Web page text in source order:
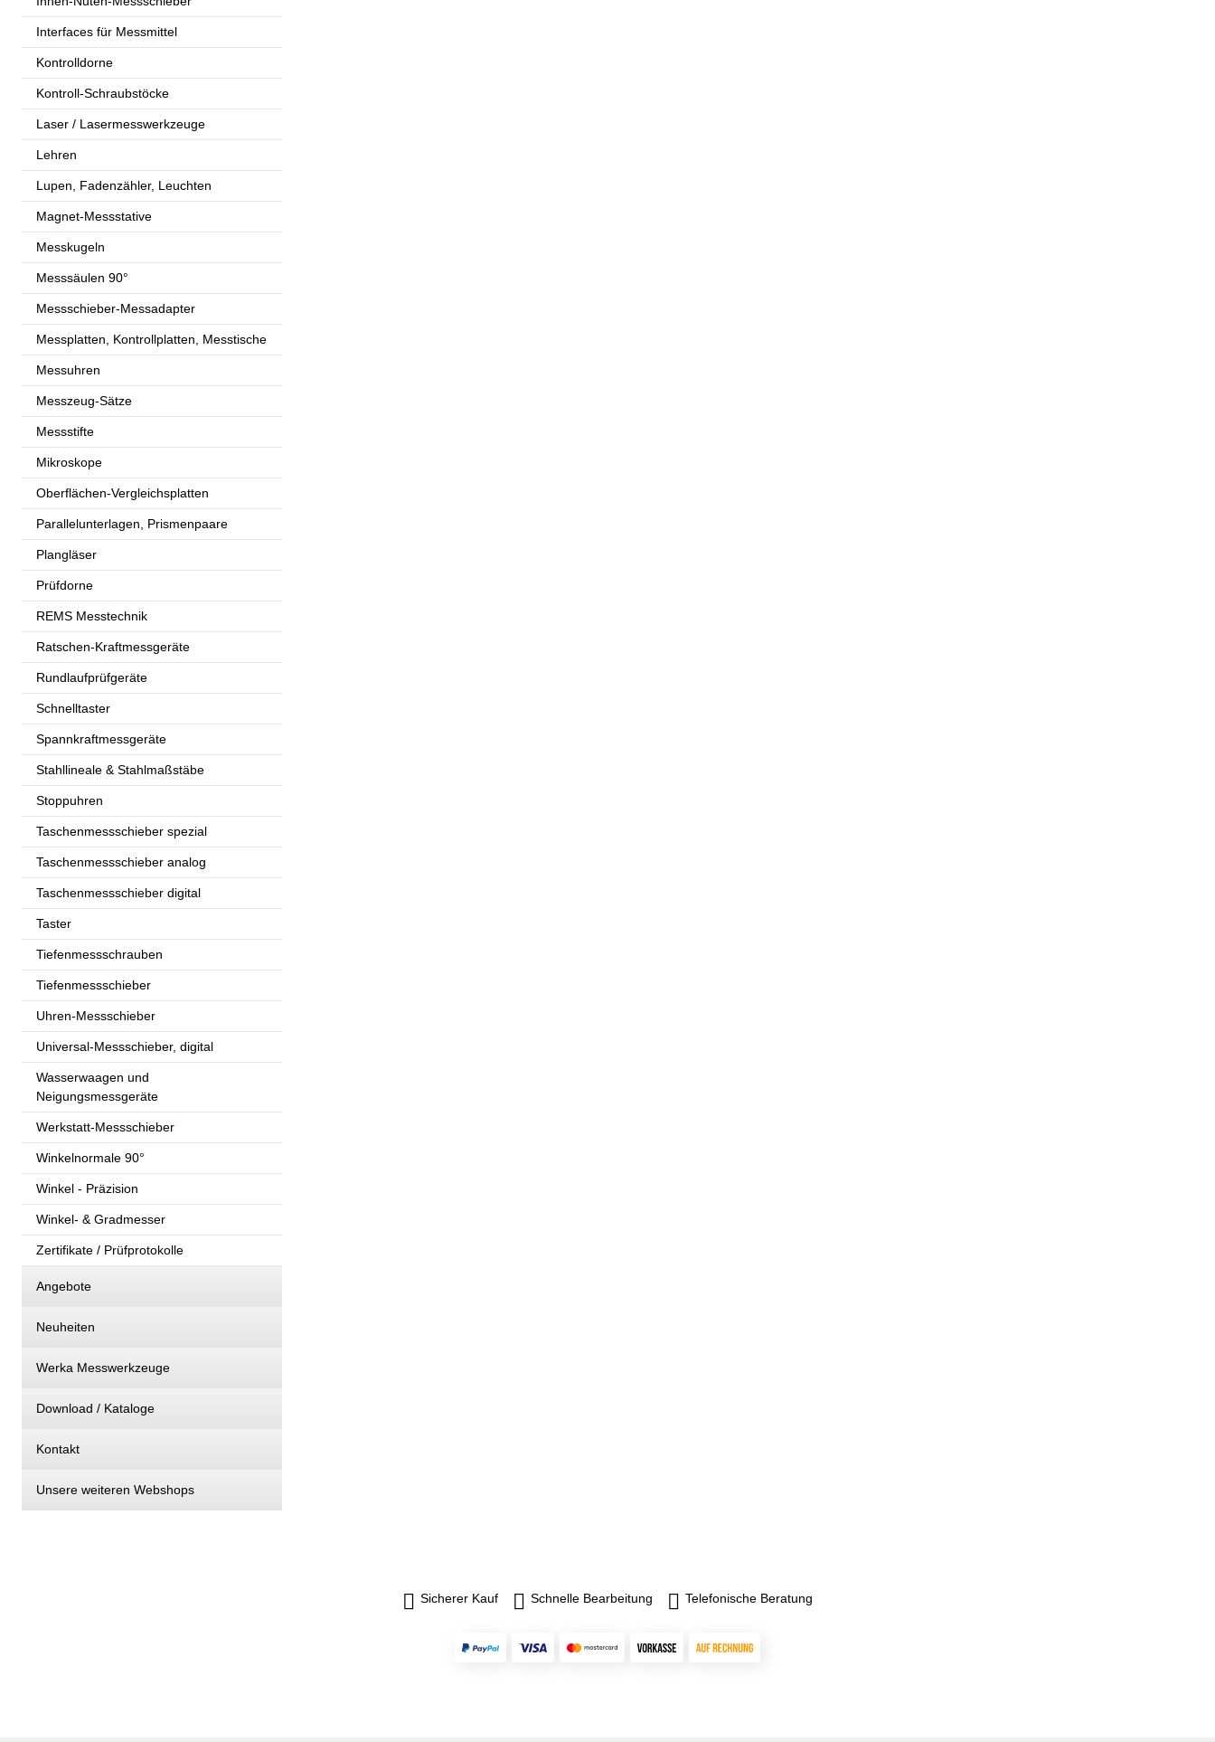
Interfaces für Messmittel
Kontrolldorne
Kontroll-Schraubstöcke
Laser / Lasermesswerkzeuge
Lehren
Lupen, Fadenzähler, Leuchten
Magnet-Messstative
Messkugeln
Messsäulen 90°
Messschieber-Messadapter
Messplatten, Kontrollplatten, Messtische
Messuhren
Messzeug-Sätze
Messstifte
Mikroskope
Oberflächen-Vergleichsplatten
Parallelunterlagen, Prismenpaare
Plangläser
Prüfdorne
REMS Messtechnik
Ratschen-Kraftmessgeräte
Rundlaufprüfgeräte
Schnelltaster
Spannkraftmessgeräte
Stahllineale & Stahlmaßstäbe
Stoppuhren
Taschenmessschieber spezial
Taschenmessschieber analog
Taschenmessschieber digital
Taster
Tiefenmessschrauben
Tiefenmessschieber
Uhren-Messschieber
Universal-Messschieber, digital
Wasserwaagen und
Neigungsmessgeräte
Werkstatt-Messschieber
Winkelnormale 90°
Winkel - Präzision
Winkel- & Gradmesser
Zertifikate / Prüfprotokolle
Angebote
Neuheiten
Werka Messwerkzeuge
Download / Kataloge
Kontakt
Unsere weiteren Webshops
Sicherer Kauf Schnelle Bearbeitung Telefonische Beratung